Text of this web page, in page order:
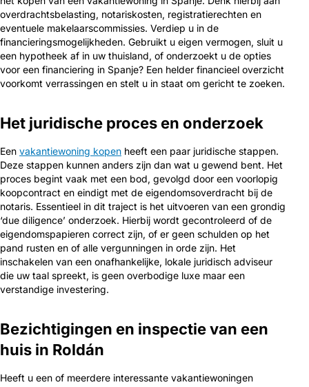
overdrachtsbelasting, notariskosten, registratierechten en
eventuele makelaarscommissies. Verdiep u in de
financieringsmogelijkheden. Gebruikt u eigen vermogen, sluit u
een hypotheek af in uw thuisland, of onderzoekt u de opties
voor een financiering in Spanje? Een helder financieel overzicht
voorkomt verrassingen en stelt u in staat om gericht te zoeken.
Het juridische proces en onderzoek
Een vakantiewoning kopen heeft een paar juridische stappen.
Deze stappen kunnen anders zijn dan wat u gewend bent. Het
proces begint vaak met een bod, gevolgd door een voorlopig
koopcontract en eindigt met de eigendomsoverdracht bij de
notaris. Essentieel in dit traject is het uitvoeren van een grondig
‘due diligence’ onderzoek. Hierbij wordt gecontroleerd of de
eigendomspapieren correct zijn, of er geen schulden op het
pand rusten en of alle vergunningen in orde zijn. Het
inschakelen van een onafhankelijke, lokale juridisch adviseur
die uw taal spreekt, is geen overbodige luxe maar een
verstandige investering.
Bezichtigingen en inspectie van een
huis in Roldán
Heeft u een of meerdere interessante vakantiewoningen